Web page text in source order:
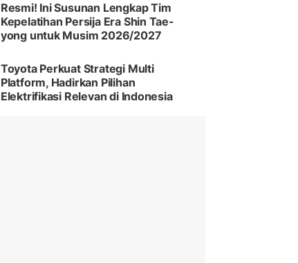
Resmi! Ini Susunan Lengkap Tim
Kepelatihan Persija Era Shin Tae-
yong untuk Musim 2026/2027
Toyota Perkuat Strategi Multi
Platform, Hadirkan Pilihan
Elektrifikasi Relevan di Indonesia